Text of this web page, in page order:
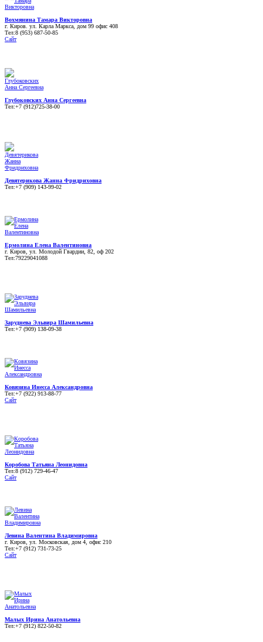
Вохмянина Тамара Викторовна
г. Киров. ул. Карла Маркса, дом 99 офис 408
Тел:8 (953) 687-50-85
Сайт
Глубоковских Анна Сергеевна
Тел:+7 (912)725-38-00
Девятерикова Жанна Фридриховна
Тел:+7 (909) 143-99-02
Ермолина Елена Валентиновна
г. Киров, ул. Молодой Гвардии, 82, оф 202
Тел:79229041088
Заруднева Эльвира Шамильевна
Тел:+7 (909) 138-09-38
Ковязина Инесса Александровна
Тел:+7 (922) 913-88-77
Сайт
Коробова Татьяна Леонидовна
Тел:8 (912) 729-46-47
Сайт
Левина Валентина Владимировна
г. Киров, ул. Московская, дом 4, офис 210
Тел:+7 (912) 731-73-25
Сайт
Малых Ирина Анатольевна
Тел:+7 (912) 822-50-82